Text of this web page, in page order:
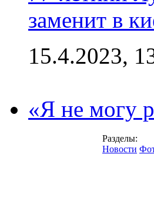
заменит в
15.4.2023,
«Я не могу
Разделы:
Новости